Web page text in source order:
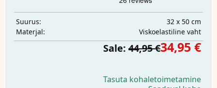
Suurus:
32 x 50 cm
Materjal:
Viskoelastiline vaht
Sale: 44,95 €34,95 €
Tasuta kohaletoimetamine